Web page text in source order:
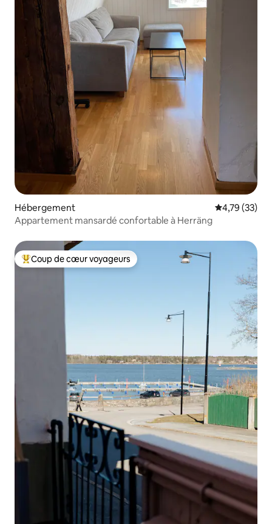
Hébergement Évaluation
4,79 (33)
Appartement mansardé confortable à Herräng
Coups de cœur voyageurs les plus appréciés
Coup de cœur voyageurs